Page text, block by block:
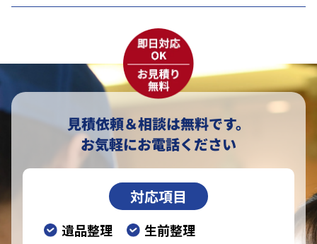
見積依頼＆相談は無料です。
お気軽にお電話ください
対応項目
遺品整理
生前整理